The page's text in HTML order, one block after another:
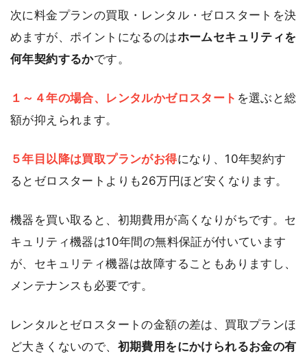
次に料金プランの買取・レンタル・ゼロスタートを決
めますが、ポイントになるのはホームセキュリティを
何年契約するかです。
１～４年の場合、レンタルかゼロスタート を選ぶと総
額が抑えられます。
５年目以降は買取プランがお得になり、10年契約す
るとゼロスタートよりも26万円ほど安くなります。
機器を買い取ると、初期費用が高くなりがちです。セ
キュリティ機器は10年間の無料保証が付いています
が、セキュリティ機器は故障することもありますし、
メンテナンスも必要です。
レンタルとゼロスタートの金額の差は、買取プランほ
ど大きくないので、 初期費用をにかけられるお金の有